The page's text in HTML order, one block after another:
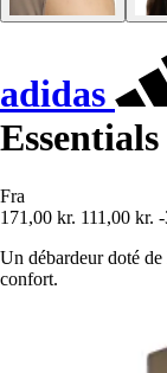
adidas
Essentials
Fra
171,00 kr. 111,00 kr.
Un débardeur doté
confort.